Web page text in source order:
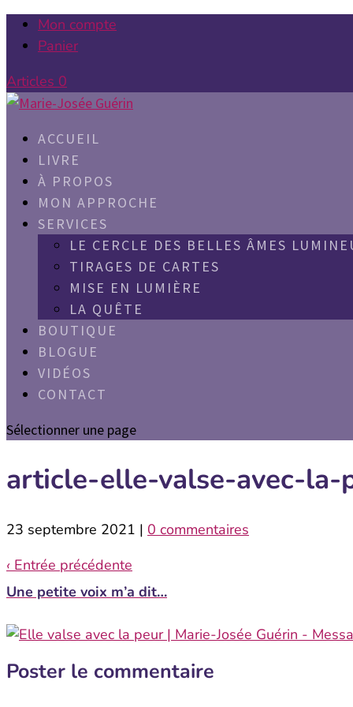
Mon compte
Panier
Articles 0
ACCUEIL
LIVRE
À PROPOS
MON APPROCHE
SERVICES
LE CERCLE DES BELLES ÂMES
TIRAGES DE CARTES
MISE EN LUMIÈRE
LA QUÊTE
BOUTIQUE
BLOGUE
VIDÉOS
CONTACT
Sélectionner une page
article-elle-valse-avec-la-
23 septembre 2021 | 0 commentaires
‹ Entrée précédente
Une petite voix m’a dit…
Poster le commentaire